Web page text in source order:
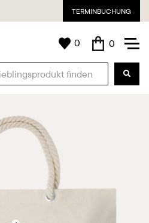
TERMINBUCHUNG
0 0